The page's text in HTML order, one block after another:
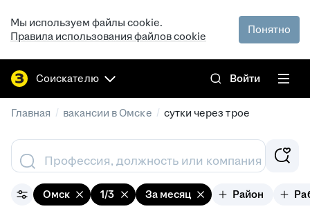
Мы используем файлы cookie.
Правила использования файлов cookie
Понятно
Соискателю Войти
Главная / вакансии в Омске / сутки через трое
Профессия, должность или компания
Омск 1/3 За месяц Район